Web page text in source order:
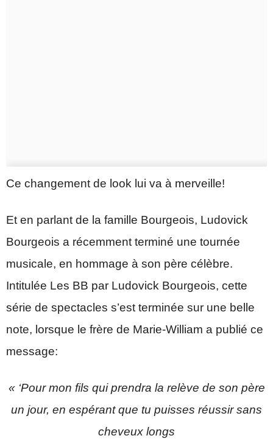
Ce changement de look lui va à merveille!
Et en parlant de la famille Bourgeois, Ludovick
Bourgeois a récemment terminé une tournée
musicale, en hommage à son père célèbre.
Intitulée Les BB par Ludovick Bourgeois, cette
série de spectacles s’est terminée sur une belle
note, lorsque le frère de Marie-William a publié ce
message:
« ‘Pour mon fils qui prendra la relève de son père
un jour, en espérant que tu puisses réussir sans
cheveux longs